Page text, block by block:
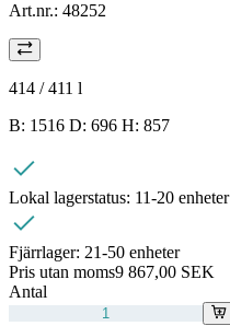
Art.nr.: 48252
414 / 411 l
B: 1516 D: 696 H: 857
Lokal lagerstatus: 11-20 enheter
Fjärrlager: 21-50 enheter
Pris utan moms9 867,00 SEK
Antal